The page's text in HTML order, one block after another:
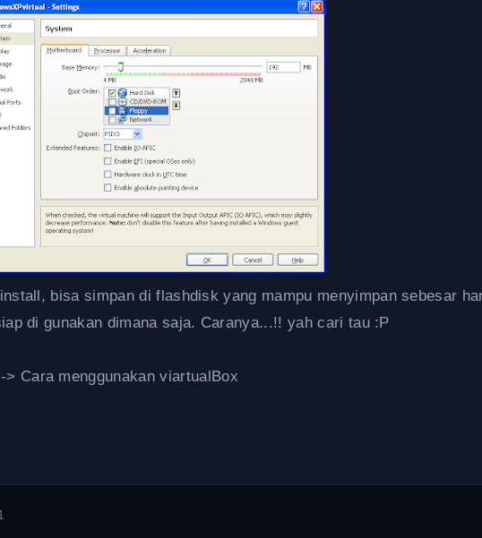
bisa simpan di flashdisk yang mampu menyimpan sebesar
di gunakan dimana saja. Caranya...!! yah cari tau :P
Cara menggunakan viartualBox